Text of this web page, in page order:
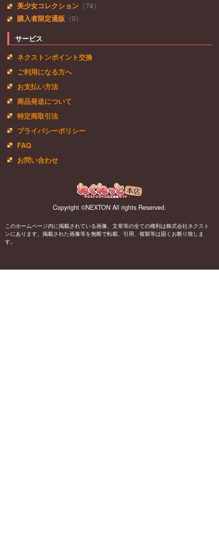
美少女コレクション （74）
購入者限定通販 （0）
サービス
ネクストンポイント交換
ご利用になる方へ
お支払い方法
商品発送について
特定商取引法
プライバシーポリシー
FAQ
お問い合わせ
Copyright ©NEXTON All rights Reserved.
このホームページ内に掲載されている画像、文章等の全ての権利は株式会社ネクスト
ンにあります。掲載された画像等を無断で転載、引用、複製等は固くお断り致しま
す。